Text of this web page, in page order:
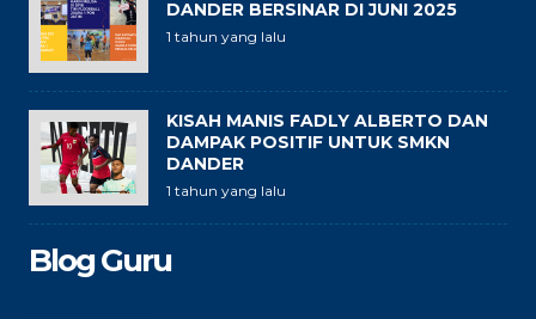
DANDER BERSINAR DI JUNI 2025
1 tahun yang lalu
KISAH MANIS FADLY ALBERTO DAN
DAMPAK POSITIF UNTUK SMKN
DANDER
1 tahun yang lalu
Blog Guru